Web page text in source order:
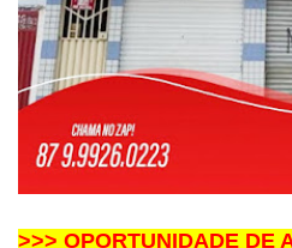
>>> OPORTUNIDADE DE